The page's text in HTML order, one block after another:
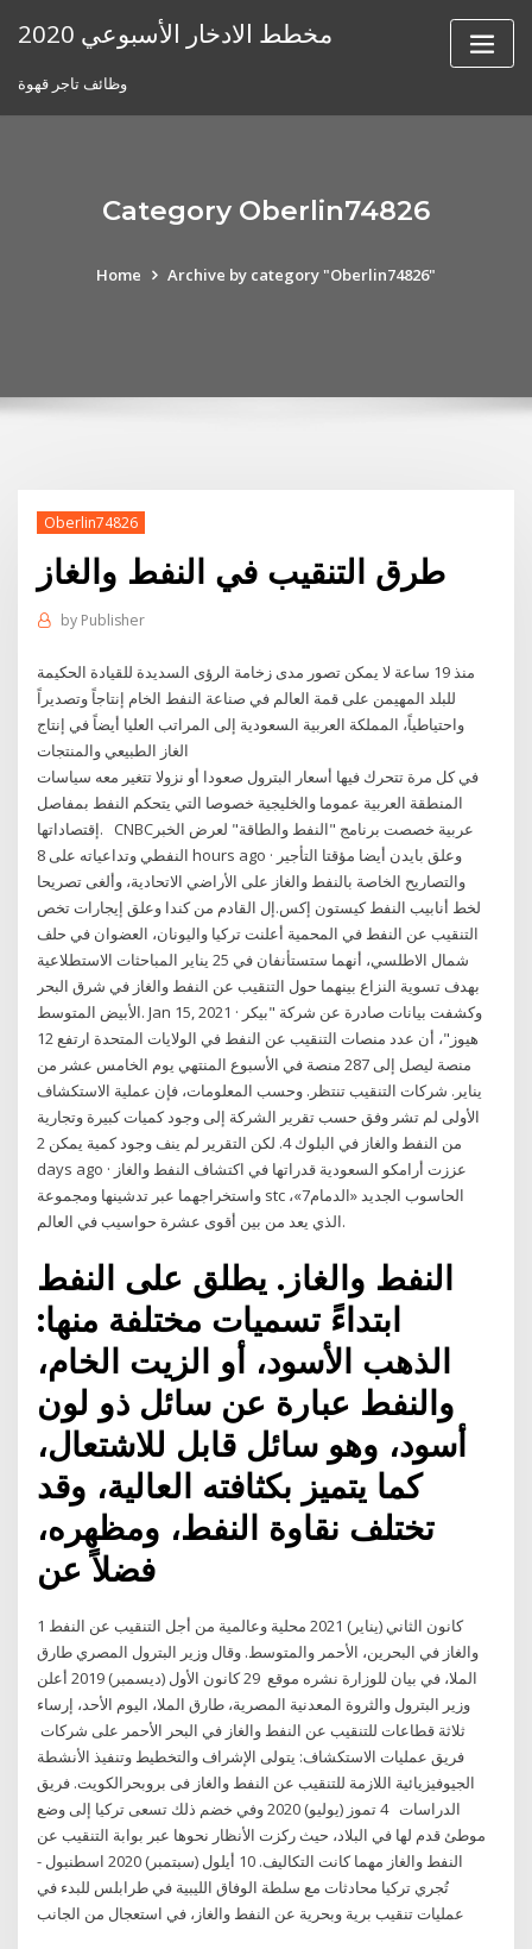
مخطط الادخار الأسبوعي 2020
وظائف تاجر قهوة
Category Oberlin74826
Home Archive by category "Oberlin74826"
Oberlin74826
طرق التنقيب في النفط والغاز
by Publisher
منذ 19 ساعة لا يمكن تصور مدى زخامة الرؤى السديدة للقيادة الحكيمة
للبلد المهيمن على قمة العالم في صناعة النفط الخام إنتاجاً وتصديراً
واحتياطياً، المملكة العربية السعودية إلى المراتب العليا أيضاً في إنتاج
الغاز الطبيعي والمنتجات
في كل مرة تتحرك فيها أسعار البترول صعودا أو نزولا تتغير معه سياسات
المنطقة العربية عموما والخليجية خصوصا التي يتحكم النفط بمفاصل
إقتصاداتها. CNBCعربية خصصت برنامج "النفط والطاقة" لعرض الخبر
النفطي وتداعياته على 8 hours ago · وعلق بايدن أيضا مؤقتا التأجير
والتصاريح الخاصة بالنفط والغاز على الأراضي الاتحادية، وألغى تصريحا
لخط أنابيب النفط كيستون إكس.إل القادم من كندا وعلق إيجارات تخص
التنقيب عن النفط في المحمية أعلنت تركيا واليونان، العضوان في حلف
شمال الاطلسي، أنهما ستستأنفان في 25 يناير المباحثات الاستطلاعية
بهدف تسوية النزاع بينهما حول التنقيب عن النفط والغاز في شرق البحر
الأبيض المتوسط. Jan 15, 2021 · وكشفت بيانات صادرة عن شركة "بيكر
هيوز"، أن عدد منصات التنقيب عن النفط في الولايات المتحدة ارتفع 12
منصة ليصل إلى 287 منصة في الأسبوع المنتهي يوم الخامس عشر من
يناير. شركات التنقيب تنتظر. وحسب المعلومات، فإن عملية الاستكشاف
الأولى لم تشر وفق حسب تقرير الشركة إلى وجود كميات كبيرة وتجارية
من النفط والغاز في البلوك 4. لكن التقرير لم ينف وجود كمية يمكن 2
days ago · عززت أرامكو السعودية قدراتها في اكتشاف النفط والغاز
واستخراجهما عبر تدشينها ومجموعة stc الحاسوب الجديد «الدمام7»،
الذي يعد من بين أقوى عشرة حواسيب في العالم.
النفط والغاز. يطلق على النفط
ابتداءً تسميات مختلفة منها:
الذهب الأسود، أو الزيت الخام،
والنفط عبارة عن سائل ذو لون
أسود، وهو سائل قابل للاشتعال،
كما يتميز بكثافته العالية، وقد
تختلف نقاوة النفط، ومظهره،
فضلاً عن
1 كانون الثاني (يناير) 2021 محلية وعالمية من أجل التنقيب عن النفط
والغاز في البحرين، الأحمر والمتوسط. وقال وزير البترول المصري طارق
الملا، في بيان للوزارة نشره موقع 29 كانون الأول (ديسمبر) 2019 أعلن
وزير البترول والثروة المعدنية المصرية، طارق الملا، اليوم الأحد، إرساء
ثلاثة قطاعات للتنقيب عن النفط والغاز في البحر الأحمر على شركات
فريق عمليات الاستكشاف: يتولى الإشراف والتخطيط وتنفيذ الأنشطة
الجيوفيزيائية اللازمة للتنقيب عن النفط والغاز فى بروبحرالكويت. فريق
الدراسات 4 تموز (يوليو) 2020 وفي خضم ذلك تسعى تركيا إلى وضع
موطئ قدم لها في البلاد، حيث ركزت الأنظار نحوها عبر بوابة التنقيب عن
النفط والغاز مهما كانت التكاليف. 10 أيلول (سبتمبر) 2020 اسطنبول -
تُجري تركيا محادثات مع سلطة الوفاق الليبية في طرابلس للبدء في